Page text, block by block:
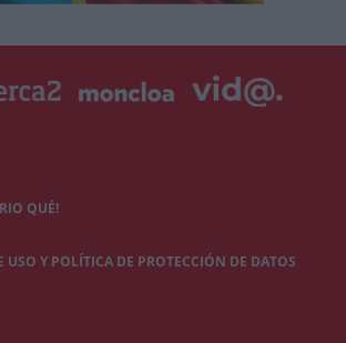
QUÉ!
USO Y POLÍTICA DE PROTECCIÓN DE DATOS